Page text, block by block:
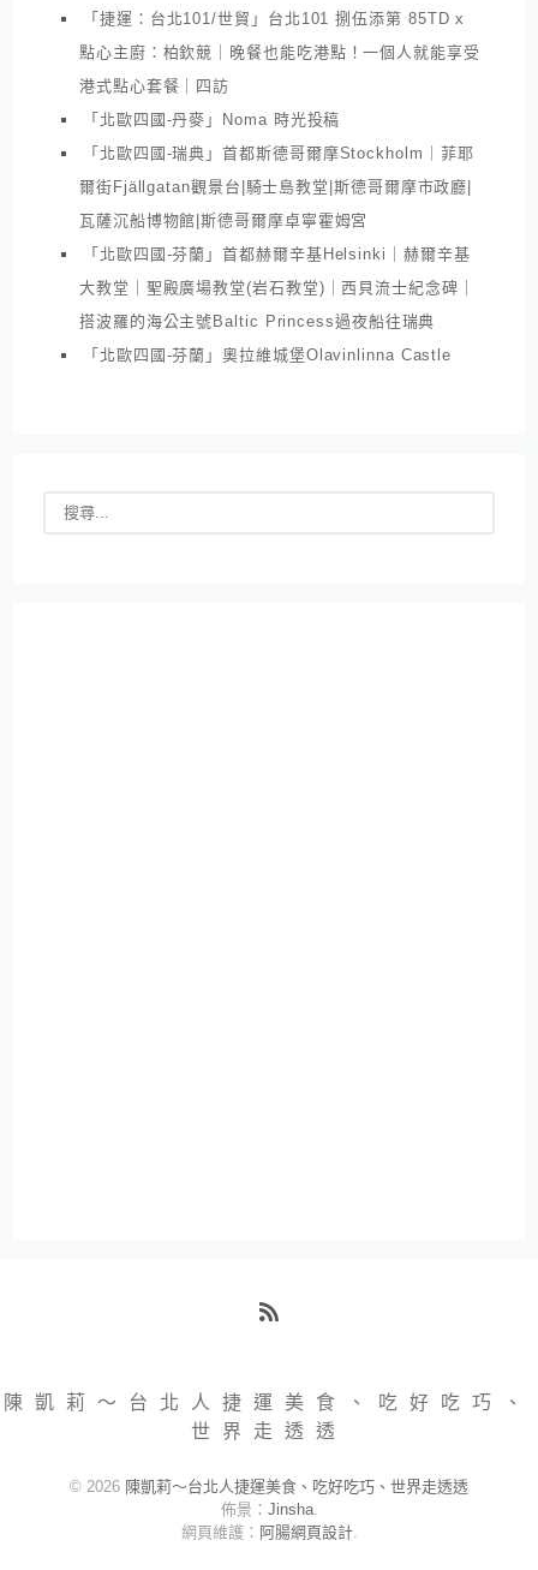
「捷運：台北101/世貿」台北101 捌伍添第 85TD x
點心主廚：柏欽競｜晚餐也能吃港點！一個人就能享受
港式點心套餐｜四訪
「北歐四國-丹麥」Noma 時光投稿
「北歐四國-瑞典」首都斯德哥爾摩Stockholm｜菲耶
爾街Fjällgatan觀景台|騎士島教堂|斯德哥爾摩市政廳|
瓦薩沉船博物館|斯德哥爾摩卓寧霍姆宮
「北歐四國-芬蘭」首都赫爾辛基Helsinki｜赫爾辛基
大教堂｜聖殿廣場教堂(岩石教堂)｜西貝流士紀念碑｜
搭波羅的海公主號Baltic Princess過夜船往瑞典
「北歐四國-芬蘭」奧拉維城堡Olavinlinna Castle
陳凱莉～台北人捷運美食、吃好吃巧、
世界走透透
© 2026 陳凱莉～台北人捷運美食、吃好吃巧、世界走透透
佈景： Jinsha.
網頁維護： 阿腸網頁設計.